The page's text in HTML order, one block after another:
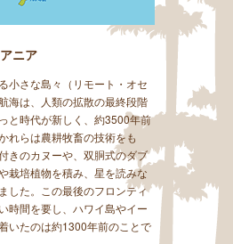
ニア
小さな島々（リモート・オセ
海は、人類の拡散の最終段階
と時代が新しく、約3500年前
れらは農耕牧畜の技術をも
きのカヌーや、双胴式のダブ
栽培植物を積み、星を読みな
した。この最後のフロンティ
時間を要し、ハワイ島やイー
いたのは約1300年前のことで